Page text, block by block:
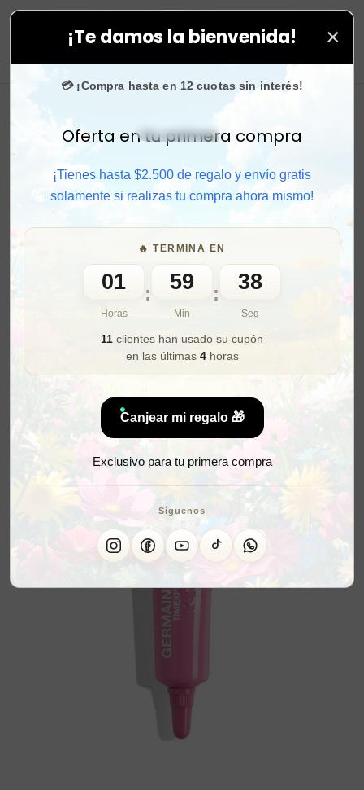
¡Te damos la bienvenida! ×
💳 ¡Compra hasta en 12 cuotas sin interés!
Activar sonido
Oferta en tu primera compra
¡Tienes hasta $2.500 de regalo y envío gratis
solamente si realizas tu compra ahora mismo!
🔥 TERMINA EN
01
Horas
: 59
Min
:
36
Seg
11 clientes han usado su cupón
en las últimas 4horas
Canjear mi regalo 🎁
Exclusivo para tu primera compra
Síguenos
todas tus compras. ⚡ Compra rápido y